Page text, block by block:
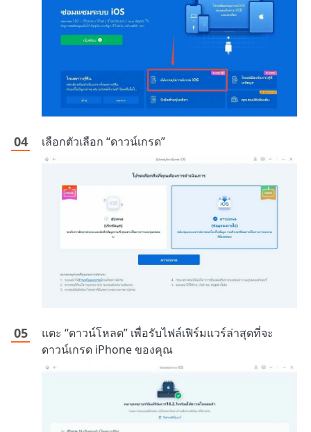
เลือกตัวเลือก “ดาวน์เกรด”
แตะ “ดาวน์โหลด” เพื่อรับไฟล์เฟิร์มแวร์ล่าสุดที่จะ
ดาวน์เกรด iPhone ของคุณ